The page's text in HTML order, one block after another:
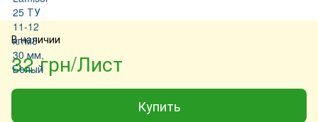
В наличии
32 грн/Лист
Купить